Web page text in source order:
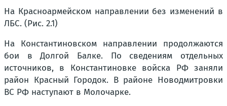
На Красноармейском направлении без изменений в
ЛБС. (Рис. 2.1)
На Константиновском направлении продолжаются
бои в Долгой Балке. По сведениям отдельных
источников, в Константиновке войска РФ заняли
район Красный Городок. В районе Новодмитровки
ВС РФ наступают в Молочарке.